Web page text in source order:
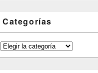
Categorías
Categorías